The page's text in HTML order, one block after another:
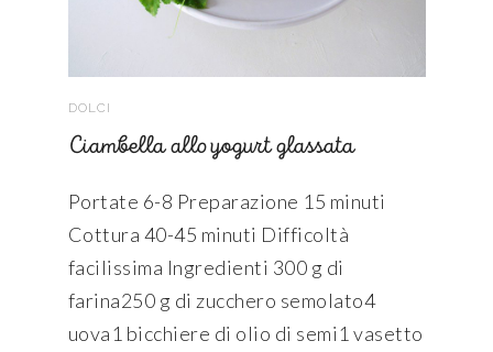
DOLCI
Ciambella allo yogurt glassata
Portate 6-8 Preparazione 15 minuti
Cottura 40-45 minuti Difficoltà
facilissima Ingredienti 300 g di
farina250 g di zucchero semolato4
uova1 bicchiere di olio di semi1 vasetto